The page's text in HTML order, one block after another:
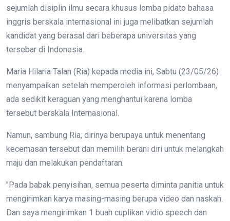
sejumlah disiplin ilmu secara khusus lomba pidato bahasa
inggris berskala internasional ini juga melibatkan sejumlah
kandidat yang berasal dari beberapa universitas yang
tersebar di Indonesia.
Maria Hilaria Talan (Ria) kepada media ini, Sabtu (23/05/26)
menyampaikan setelah memperoleh informasi perlombaan,
ada sedikit keraguan yang menghantui karena lomba
tersebut berskala Internasional.
Namun, sambung Ria, dirinya berupaya untuk menentang
kecemasan tersebut dan memilih berani diri untuk melangkah
maju dan melakukan pendaftaran.
"Pada babak penyisihan, semua peserta diminta panitia untuk
mengirimkan karya masing-masing berupa video dan naskah.
Dan saya mengirimkan 1 buah cuplikan vidio speech dan